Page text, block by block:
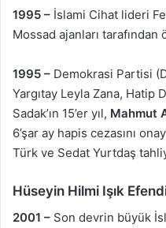
1995 – İslami Cihat lideri
Mossad ajanları tarafından
1995 – Demokrasi Partisi
Yargıtay Leyla Zana, Hatip
Sadak’ın 15’er yıl, Mahmut
6’şar ay hapis cezasını
Türk ve Sedat Yurtdaş
Hüseyin Hilmi Işık
2001 – Son devrin büyük